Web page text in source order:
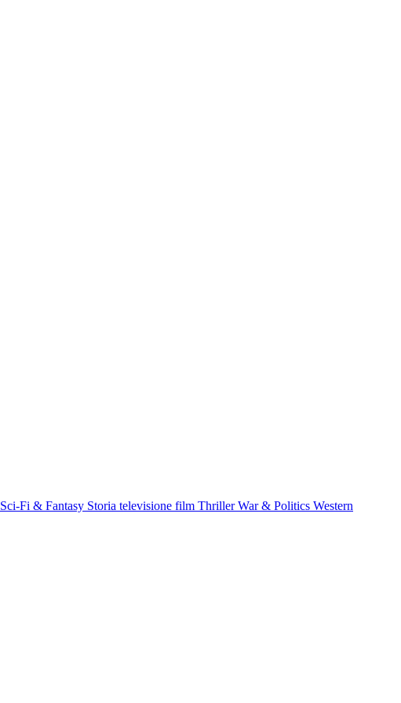
Sci-Fi & Fantasy Storia televisione film ThrillerWar & Politics Western